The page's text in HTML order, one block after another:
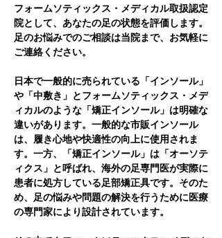
フォームソティックス・メディカル取扱認定
院として、あなたの足の状態を評価します。
足のお悩みでのご相談は当院まで、お気軽に
ご連絡ください。
日本で一般的に売られている「インソール」
や「中敷き」とフォームソティックス・メデ
ィカルのような「矯正インソール」は明確な
違いがあります。一般的な市販インソール
は、履き心地や快適性の向上に使用されま
す。一方、「矯正インソール」は「オーソテ
ィクス」と呼ばれ、海外の足専門医が実際に
患者に処方している足部矯正具です。そのた
め、足の悩みや問題の解決を行うために医療
の専門家により設計されています。